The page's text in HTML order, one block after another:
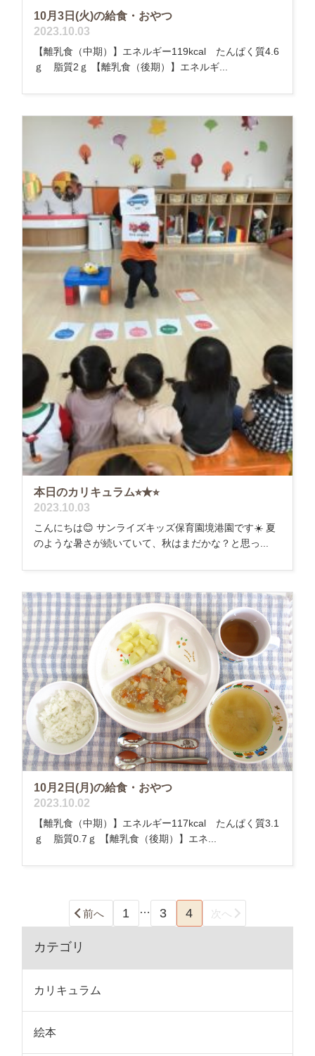
10月3日(火)の給食・おやつ
2023.10.03
【離乳食（中期）】エネルギー119kcal たんぱく質4.6
ｇ 脂質2ｇ 【離乳食（後期）】エネルギ...
本日のカリキュラム⭐︎★⭐︎
2023.10.03
こんにちは😊 サンライズキッズ保育園境港園です☀️ 夏
のような暑さが続いていて、秋はまだかな？と思っ...
10月2日(月)の給食・おやつ
2023.10.02
【離乳食（中期）】エネルギー117kcal たんぱく質3.1
ｇ 脂質0.7ｇ 【離乳食（後期）】エネ...
前へ 1 … 3 4 次へ
カテゴリ
カリキュラム
絵本